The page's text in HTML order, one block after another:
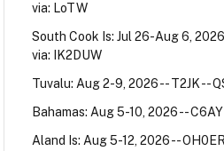
via: LoTW
South Cook Is: Jul 26-Aug 6, 2026
via: IK2DUW
Tuvalu: Aug 2-9, 2026 -- T2JK --
Bahamas: Aug 5-10, 2026 --
Aland Is: Aug 5-12, 2026 --